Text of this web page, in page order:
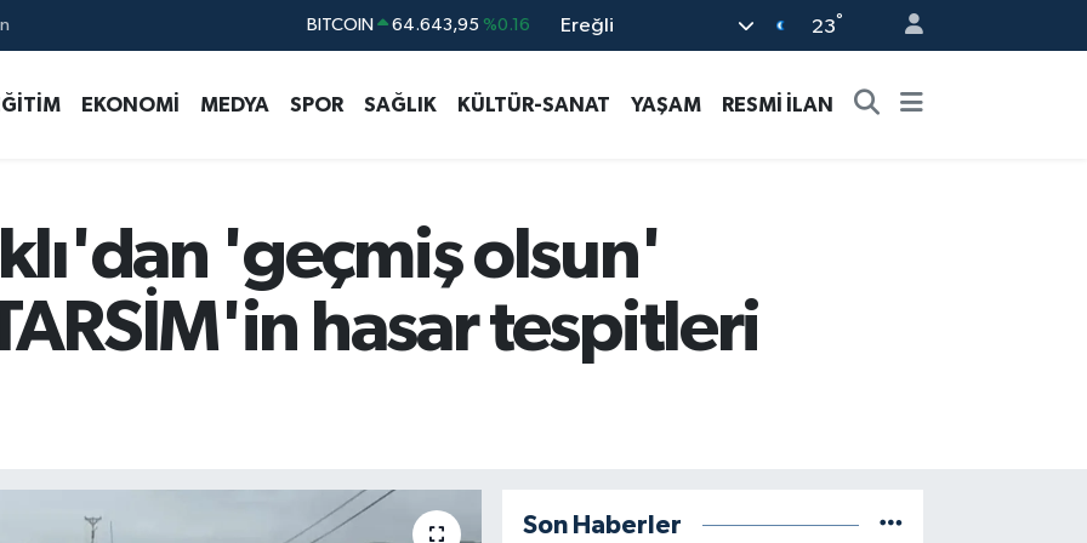
DOLAR 47,6006 %0.06
STERLİN 64,2398 %0.2
BITCOIN 64.643,95 %0.16
Ereğli 23°
EKONOMİ MEDYA SPOR SAĞLIK KÜLTÜR-SANAT YAŞAM RESMİ İLAN
'geçmiş olsun'
hasar tespitleri
Son Haberler